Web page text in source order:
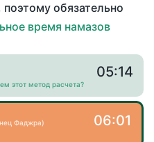
обязательно
время намазов
этот метод расчета?
05:14
Фаджра)
06:01